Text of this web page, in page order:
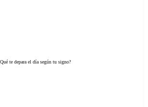
te depara el día según tu signo?